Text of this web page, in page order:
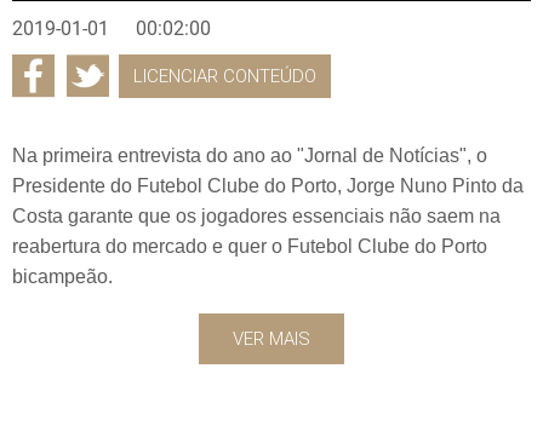
2019-01-01 00:02:00
LICENCIAR CONTEÚDO
Na primeira entrevista do ano ao "Jornal de Notícias", o
Presidente do Futebol Clube do Porto, Jorge Nuno Pinto da
Costa garante que os jogadores essenciais não saem na
reabertura do mercado e quer o Futebol Clube do Porto
bicampeão.
VER MAIS